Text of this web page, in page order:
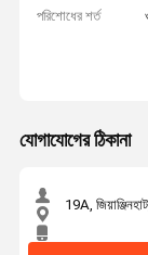
পরিশোধের শর্ত
যোগাযোগের ঠিকানা
19A,